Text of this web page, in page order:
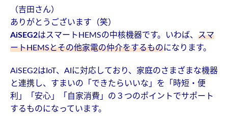
（吉田さん）
ありがとうございます（笑）
AiSEG2はスマートHEMSの中核機器です。いわば、 スマ
ートHEMSとその他家電の仲介をするものになります。
AiSEG2はIoT、AIに対応しており、家庭のさまざまな機器
と連携し、すまいの「できたらいいな」を「時短・便
利」「安心」「自家消費」の３つのポイントでサポート
するものになっています。